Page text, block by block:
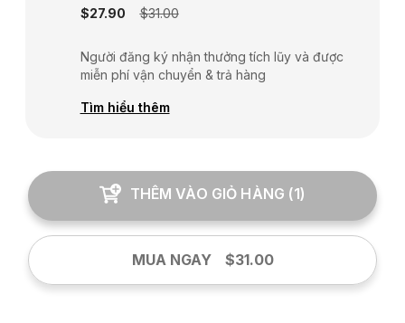
$27.90 $31.00
Người đăng ký nhận thưởng tích lũy và được
miễn phí vận chuyển & trả hàng
Tìm hiểu thêm
THÊM VÀO GIỎ HÀNG (1)
MUA NGAY $31.00